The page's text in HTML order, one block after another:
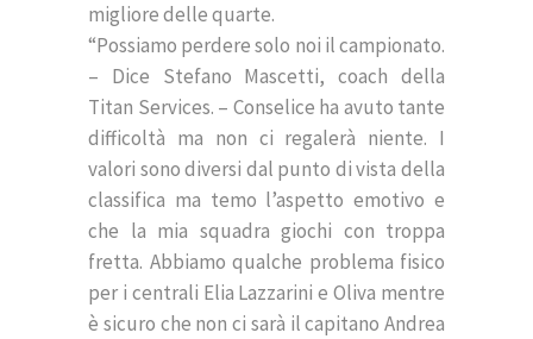
migliore delle quarte.
“Possiamo perdere solo noi il campionato.
– Dice Stefano Mascetti, coach della
Titan Services. – Conselice ha avuto tante
difficoltà ma non ci regalerà niente. I
valori sono diversi dal punto di vista della
classifica ma temo l’aspetto emotivo e
che la mia squadra giochi con troppa
fretta. Abbiamo qualche problema fisico
per i centrali Elia Lazzarini e Oliva mentre
è sicuro che non ci sarà il capitano Andrea